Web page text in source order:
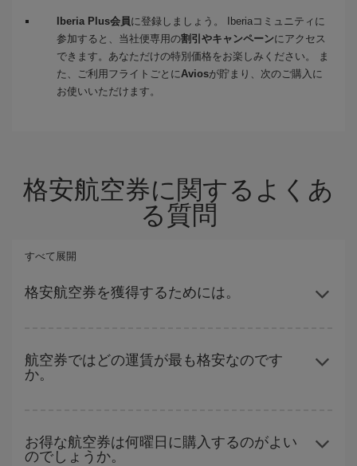
Iberia Plus会員に登録しましょう。 Iberiaコミュニティに
参加すると、当社便専用の割引やキャンペーンにアクセス
できます。あなただけの特別価格をお楽しみください。 ま
た、ご利用フライトごとに Aviosが貯まり、次のご購入に
お使いいただけます。
格安航空券に関するよくあ
る質問
すべて展開
格安航空券を獲得するためには。
レキシブルになることで、格安航空券が見つかり、お得な運賃を
獲得できます。 また、ご旅行の行先がまだ決まっていない場合に
航空券ではどの運賃が最も格安なのです
か。
用意することで格安価格を保証しています。 Básica運賃では、最
安値の航空券を取得できます。
お得な航空券は何曜日に購入するのがよい
のでしょうか。